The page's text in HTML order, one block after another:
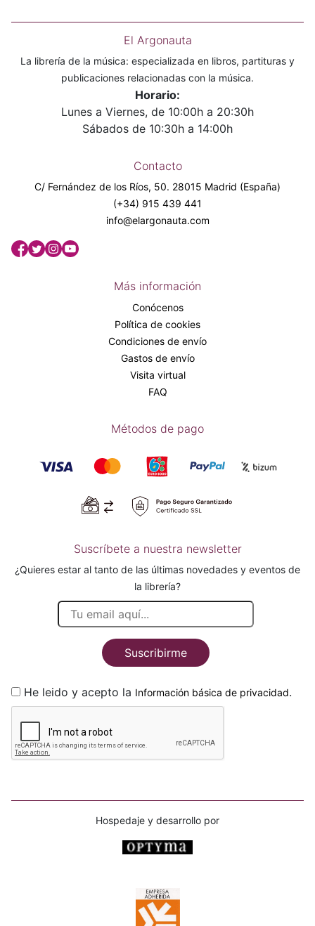
El Argonauta
La librería de la música: especializada en libros, partituras y
publicaciones relacionadas con la música.
Horario:
Lunes a Viernes, de 10:00h a 20:30h
Sábados de 10:30h a 14:00h
Contacto
C/ Fernández de los Ríos, 50. 28015 Madrid (España)
(+34) 915 439 441
info@elargonauta.com
Más información
Conócenos
Política de cookies
Condiciones de envío
Gastos de envío
Visita virtual
FAQ
Métodos de pago
Suscríbete a nuestra newsletter
¿Quieres estar al tanto de las últimas novedades y eventos de
la librería?
Suscribirme
He leido y acepto la Información básica de privacidad.
Hospedaje y desarrollo por